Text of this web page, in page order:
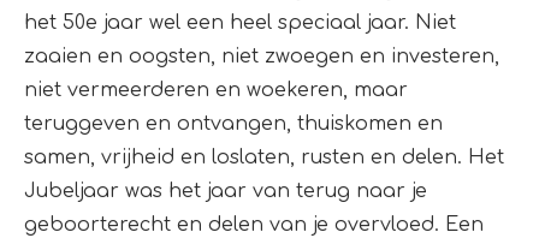
het 50e jaar wel een heel speciaal jaar. Niet
zaaien en oogsten, niet zwoegen en investeren,
niet vermeerderen en woekeren, maar
teruggeven en ontvangen, thuiskomen en
samen, vrijheid en loslaten, rusten en delen. Het
Jubeljaar was het jaar van terug naar je
geboorterecht en delen van je overvloed. Een